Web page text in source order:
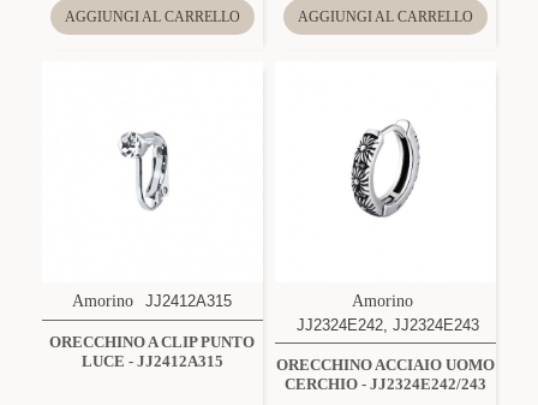
AGGIUNGI AL CARRELLO AGGIUNGI AL CARRELLO
Amorino JJ2412A315
ORECCHINO A CLIP PUNTO
LUCE - JJ2412A315
Amorino
JJ2324E242, JJ2324E243
ORECCHINO ACCIAIO UOMO
CERCHIO - JJ2324E242/243